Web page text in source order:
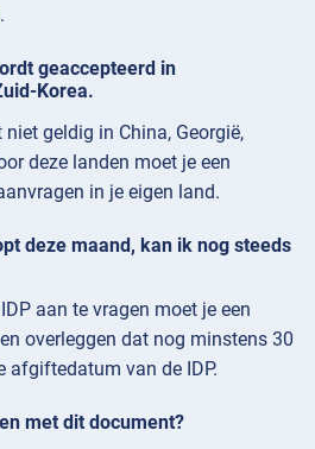
geaccepteerd in
Korea.
geldig in China, Georgië,
deze landen moet je een
in je eigen land.
deze maand, kan ik nog steeds
aan te vragen moet je een
overleggen dat nog minstens 30
afgiftedatum van de IDP.
met dit document?